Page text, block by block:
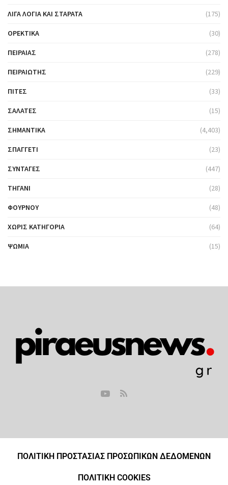
ΛΊΓΑ ΛΌΓΙΑ ΚΑΙ ΣΤΑΡΆΤΑ (175)
ΟΡΕΚΤΙΚΆ (30)
ΠΕΙΡΑΙΆΣ (278)
ΠΕΙΡΑΙΏΤΗΣ (229)
ΠΊΤΕΣ (33)
ΣΑΛΆΤΕΣ (15)
ΣΗΜΑΝΤΙΚΆ (4,403)
ΣΠΑΓΓΈΤΙ (23)
ΣΥΝΤΑΓΈΣ (447)
ΤΗΓΆΝΙ (28)
ΦΟΎΡΝΟΥ (48)
ΧΩΡΊΣ ΚΑΤΗΓΟΡΊΑ (64)
ΨΩΜΙΆ (15)
ΠΟΛΙΤΙΚΗ ΠΡΟΣΤΑΣΙΑΣ ΠΡΟΣΩΠΙΚΩΝ ΔΕΔΟΜΕΝΩΝ
ΠΟΛΙΤΙΚΗ COOKIES